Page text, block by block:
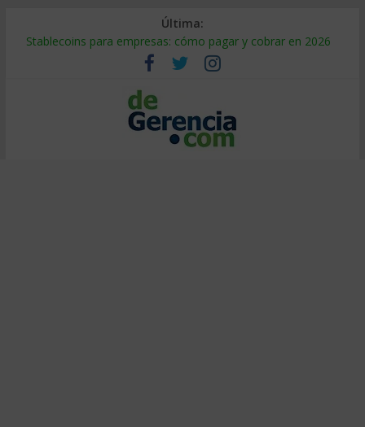
Última:
Stablecoins para empresas: cómo pagar y cobrar en 2026
Despido silencioso: qué es y por qué sale tan caro
IA en selección de personal: cómo auditarla a tiempo
Trabajo forzoso en la cadena de suministro: qué hacer
Mercado hispano de EE. UU.: cómo segmentarlo y venderle